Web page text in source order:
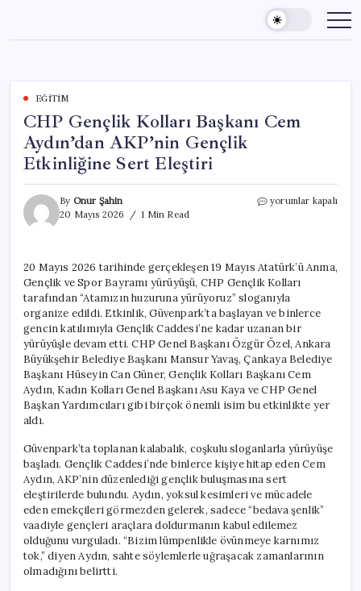
content
EĞITIM
CHP Gençlik Kolları Başkanı Cem
Aydın’dan AKP’nin Gençlik
Etkinliğine Sert Eleştiri
By Onur Şahin
20 Mayıs 2026
1 Min Read
CHP
Aydın’dan
AKP’nin
Gençlik
Etkinliğine
Sert
Eleştiri
için
yorumlar kapalı
20 Mayıs 2026 tarihinde gerçekleşen 19 Mayıs Atatürk’ü Anma,
Gençlik ve Spor Bayramı yürüyüşü, CHP Gençlik Kolları
tarafından “Atamızın huzuruna yürüyoruz” sloganıyla
organize edildi. Etkinlik, Güvenpark’ta başlayan ve binlerce
gencin katılımıyla Gençlik Caddesi’ne kadar uzanan bir
yürüyüşle devam etti. CHP Genel Başkanı Özgür Özel, Ankara
Büyükşehir Belediye Başkanı Mansur Yavaş, Çankaya Belediye
Başkanı Hüseyin Can Güner, Gençlik Kolları Başkanı Cem
Aydın, Kadın Kolları Genel Başkanı Asu Kaya ve CHP Genel
Başkan Yardımcıları gibi birçok önemli isim bu etkinlikte yer
aldı.
Güvenpark’ta toplanan kalabalık, coşkulu sloganlarla yürüyüşe
başladı. Gençlik Caddesi’nde binlerce kişiye hitap eden Cem
Aydın, AKP’nin düzenlediği gençlik buluşmasına sert
eleştirilerde bulundu. Aydın, yoksul kesimleri ve mücadele
eden emekçileri görmezden gelerek, sadece “bedava şenlik”
vaadiyle gençleri araçlara doldurmanın kabul edilemez
olduğunu vurguladı. “Bizim lümpenlikle övünmeye karnımız
tok,” diyen Aydın, sahte söylemlerle uğraşacak zamanlarının
olmadığını belirtti.